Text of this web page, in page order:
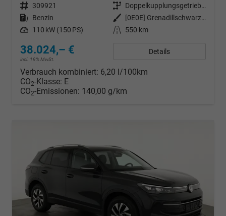
Fahrzeugnr. 309921 Getriebe
Doppelkupplungsgetriebe (DSG)
Kraftstoff Benzin Außenfarbe
[0E0E] Grenadillschwarz Metallic
Leistung 110 kW (150 PS) Kilometerstand 550 km
38.024,– €
incl. 19% MwSt.
Details
Verbrauch kombiniert: 6,20 l/100km
CO2-Klasse: E
CO2-Emissionen: 140,00 g/km